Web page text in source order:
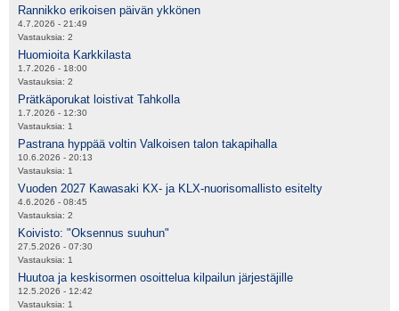
Rannikko erikoisen päivän ykkönen
4.7.2026 - 21:49
Vastauksia: 2
Huomioita Karkkilasta
1.7.2026 - 18:00
Vastauksia: 2
Prätkäporukat loistivat Tahkolla
1.7.2026 - 12:30
Vastauksia: 1
Pastrana hyppää voltin Valkoisen talon takapihalla
10.6.2026 - 20:13
Vastauksia: 1
Vuoden 2027 Kawasaki KX- ja KLX-nuorisomallisto esitelty
4.6.2026 - 08:45
Vastauksia: 2
Koivisto: "Oksennus suuhun"
27.5.2026 - 07:30
Vastauksia: 1
Huutoa ja keskisormen osoittelua kilpailun järjestäjille
12.5.2026 - 12:42
Vastauksia: 1